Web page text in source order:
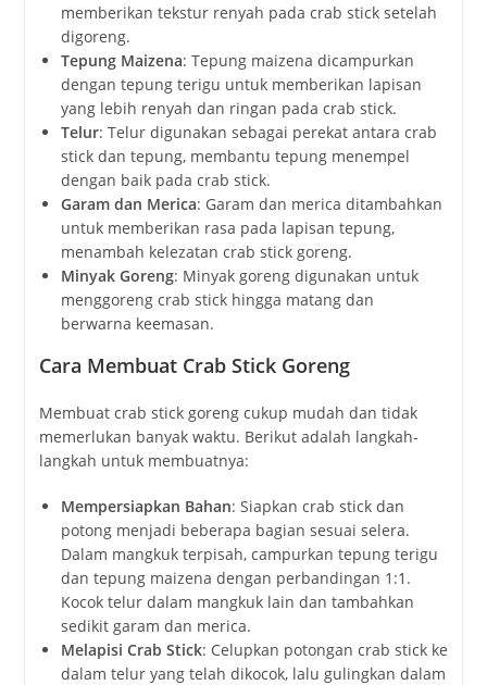
memberikan tekstur renyah pada crab stick setelah
digoreng.
Tepung Maizena: Tepung maizena dicampurkan
dengan tepung terigu untuk memberikan lapisan
yang lebih renyah dan ringan pada crab stick.
Telur: Telur digunakan sebagai perekat antara crab
stick dan tepung, membantu tepung menempel
dengan baik pada crab stick.
Garam dan Merica: Garam dan merica ditambahkan
untuk memberikan rasa pada lapisan tepung,
menambah kelezatan crab stick goreng.
Minyak Goreng: Minyak goreng digunakan untuk
menggoreng crab stick hingga matang dan
berwarna keemasan.
Cara Membuat Crab Stick Goreng
Membuat crab stick goreng cukup mudah dan tidak
memerlukan banyak waktu. Berikut adalah langkah-
langkah untuk membuatnya:
Mempersiapkan Bahan: Siapkan crab stick dan
potong menjadi beberapa bagian sesuai selera.
Dalam mangkuk terpisah, campurkan tepung terigu
dan tepung maizena dengan perbandingan 1:1.
Kocok telur dalam mangkuk lain dan tambahkan
sedikit garam dan merica.
Melapisi Crab Stick: Celupkan potongan crab stick ke
dalam telur yang telah dikocok, lalu gulingkan dalam